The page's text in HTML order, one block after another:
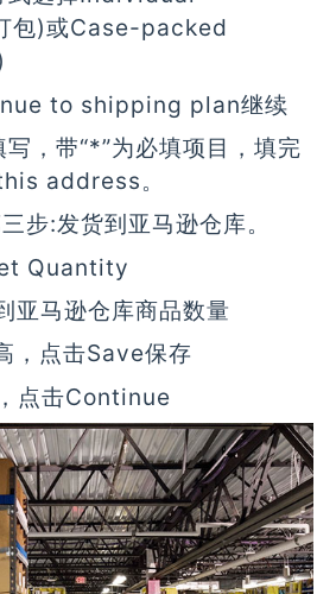
包)或Case-packed
to shipping plan继续
写，带“*”为必填项目，填完
address。
步:发货到亚马逊仓库。
Quantity
亚马逊仓库商品数量
，点击Save保存
点击Continue